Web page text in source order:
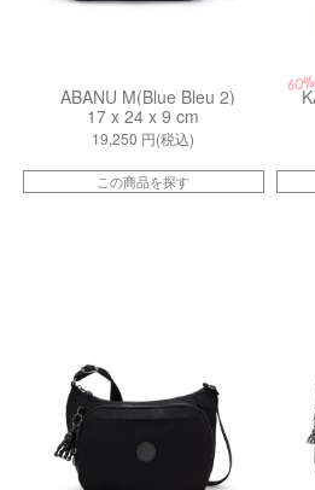
ABANU M(Blue Bleu 2)
17 x 24 x 9 cm
19,250 円(税込)
この商品を探す